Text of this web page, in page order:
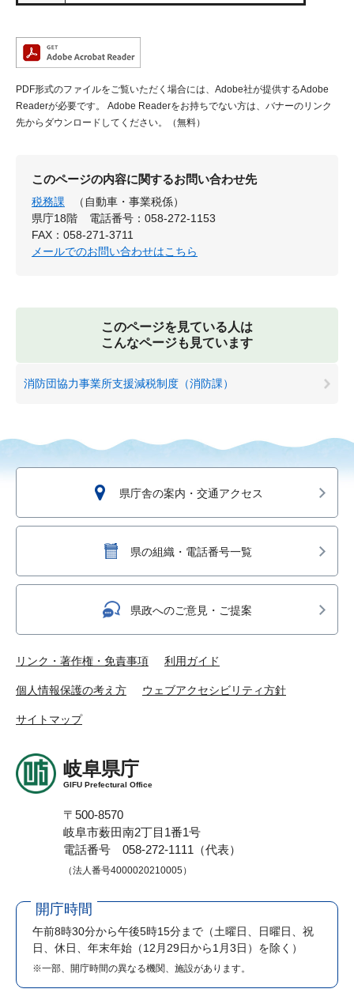
PDF形式のファイルをご覧いただく場合には、Adobe社が提供するAdobe
Readerが必要です。
Adobe Readerをお持ちでない方は、バナーのリンク
先からダウンロードしてください。（無料）
このページの内容に関するお問い合わせ先
税務課
（自動車・事業税係）
県庁18階
電話番号：058-272-1153
FAX：058-271-3711
メールでのお問い合わせはこちら
このページを見ている人は
こんなページも見ています
消防団協力事業所支援減税制度（消防課）
県庁舎の案内・交通アクセス
県の組織・電話番号一覧
県政へのご意見・ご提案
リンク・著作権・免責事項 利用ガイド
個人情報保護の考え方 ウェブアクセシビリティ方針
サイトマップ
岐阜県庁
GIFU Prefectural Office
〒500-8570
岐阜市薮田南2丁目1番1号
電話番号 058-272-1111（代表）
（法人番号4000020210005）
開庁時間
午前8時30分から午後5時15分まで （土曜日、日曜日、祝
日、休日、年末年始（12月29日から1月3日）を除く）
※一部、開庁時間の異なる機関、施設があります。